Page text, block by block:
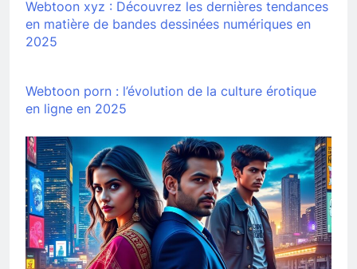
Webtoon xyz : Découvrez les dernières tendances
en matière de bandes dessinées numériques en
2025
Webtoon porn : l’évolution de la culture érotique
en ligne en 2025